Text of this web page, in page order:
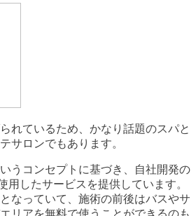
れているため、かなり話題のスパと
サロンでもあります。
うコンセプトに基づき、自社開発の
用したサービスを提供しています。
なっていて、施術の前後はバスやサ
リアを無料で使うことができるのも